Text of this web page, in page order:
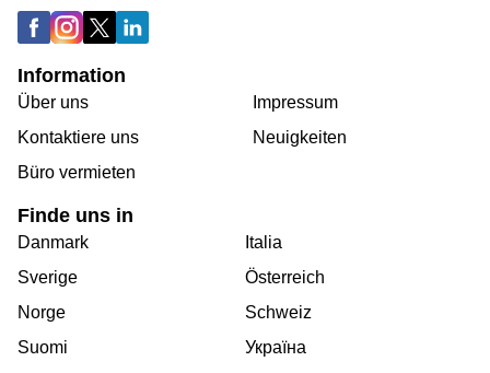
Information
Über uns
Kontaktiere uns
Büro vermieten
Impressum
Neuigkeiten
Finde uns in
Danmark
Sverige
Norge
Suomi
Italia
Österreich
Schweiz
Україна